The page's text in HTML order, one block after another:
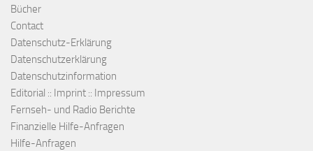
Bücher
Contact
Datenschutz-Erklärung
Datenschutzerklärung
Datenschutzinformation
Editorial :: Imprint :: Impressum
Fernseh- und Radio Berichte
Finanzielle Hilfe-Anfragen
Hilfe-Anfragen